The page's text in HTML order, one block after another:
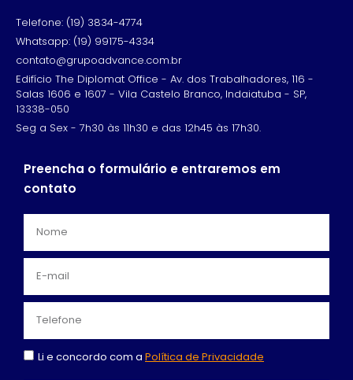
Telefone: (19) 3834-4774
Whatsapp: (19) 99175-4334
contato@grupoadvance.com.br
Edifício The Diplomat Office - Av. dos Trabalhadores, 116 -
Salas 1606 e 1607 - Vila Castelo Branco, Indaiatuba - SP,
13338-050
Seg a Sex - 7h30 às 11h30 e das 12h45 às 17h30.
Preencha o formulário e entraremos em
contato
Li e concordo com a Política de Privacidade